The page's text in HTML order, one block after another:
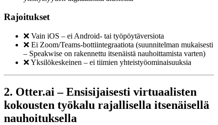
Rajoitukset
❌ Vain iOS – ei Android- tai työpöytäversiota
❌ Ei Zoom/Teams-bottiintegraatiota (suunnitelman mukaisesti
– Speakwise on rakennettu itsenäistä nauhoittamista varten)
❌ Yksilökeskeinen – ei tiimien yhteistyöominaisuuksia
2. Otter.ai – Ensisijaisesti virtuaalisten
kokousten työkalu rajallisella itsenäisellä
nauhoituksella